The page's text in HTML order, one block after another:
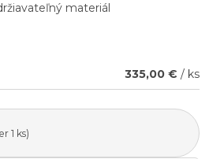
materiál
335,00 € / ks
1 ks)